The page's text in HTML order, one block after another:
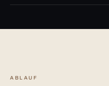
ABLAUF